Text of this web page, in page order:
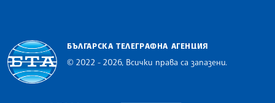
БЪЛГАРСКА ТЕЛЕГРАФНА АГЕНЦИЯ
© 2022 - 2026, Всички права са запазени.